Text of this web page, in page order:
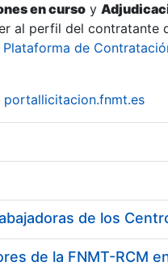
en curso y
al perfil del contratante
Plataforma de
portallicitacion.fnmt.es